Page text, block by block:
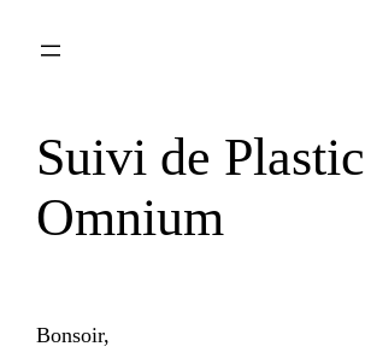
Suivi de Plastic
Omnium
Bonsoir,